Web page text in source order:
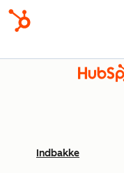
Indbakke